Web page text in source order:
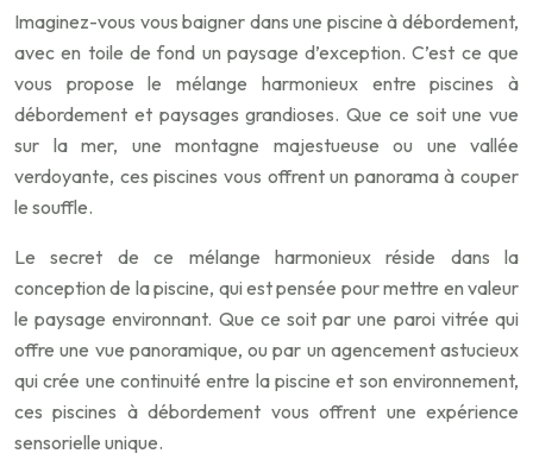
Imaginez-vous vous baigner dans une piscine à débordement,
avec en toile de fond un paysage d’exception. C’est ce que
vous propose le mélange harmonieux entre piscines à
débordement et paysages grandioses. Que ce soit une vue
sur la mer, une montagne majestueuse ou une vallée
verdoyante, ces piscines vous offrent un panorama à couper
le souffle.
Le secret de ce mélange harmonieux réside dans la
conception de la piscine, qui est pensée pour mettre en valeur
le paysage environnant. Que ce soit par une paroi vitrée qui
offre une vue panoramique, ou par un agencement astucieux
qui crée une continuité entre la piscine et son environnement,
ces piscines à débordement vous offrent une expérience
sensorielle unique.